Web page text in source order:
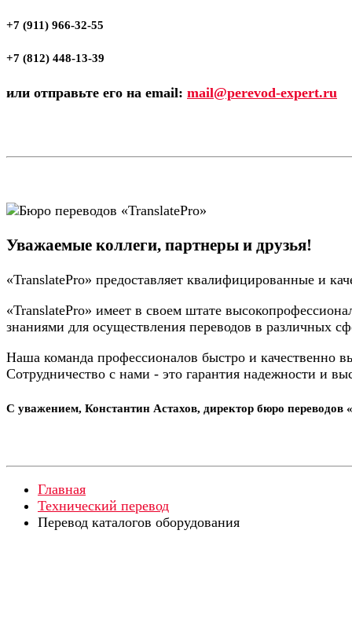
+7 (911) 966-32-55
+7 (812) 448-13-39
или отправьте его на email: mail@perevod-expert.ru
Уважаемые коллеги, партнеры и друзья!
«TranslatePro» предоставляет квалифицированные и
«TranslatePro» имеет в своем штате
знаниями для осуществления переводов в различных
Наша команда профессионалов быстро и качественно
Сотрудничество с нами - это гарантия надежности и
С уважением, Константин Астахов, директор бюро переводов
Главная
Технический перевод
Перевод каталогов оборудования